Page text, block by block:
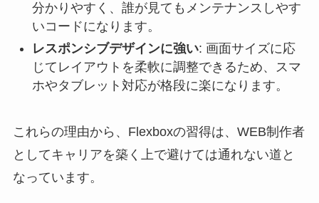
分かりやすく、誰が見てもメンテナンスしやす
いコードになります。
レスポンシブデザインに強い: 画面サイズに応
じてレイアウトを柔軟に調整できるため、スマ
ホやタブレット対応が格段に楽になります。
これらの理由から、Flexboxの習得は、WEB制作者
としてキャリアを築く上で避けては通れない道と
なっています。